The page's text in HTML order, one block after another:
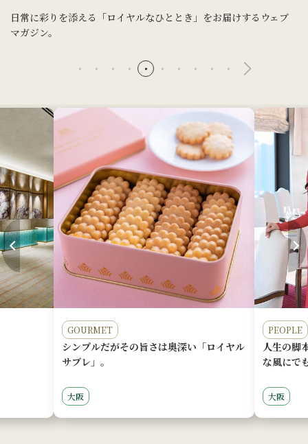
日常に彩りを添える「ロイヤルなひととき」をお届けするウェブ
マガジン。
PEOPLE
人生の脚本家はあなただけ、いつでもどん
な風にでも書き換えられるんです。
大阪
TRAVEL
『源氏物
ねる
京都